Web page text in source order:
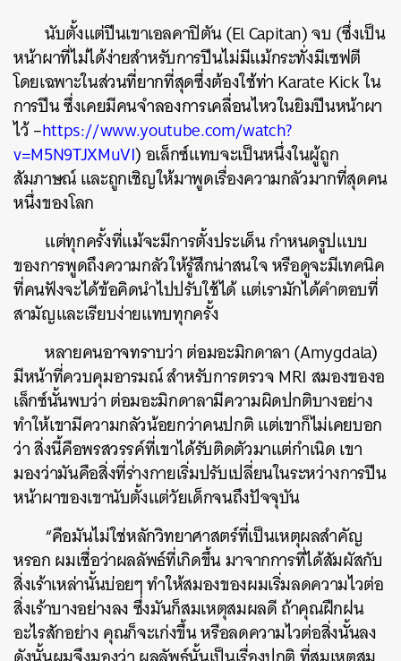
นับตั้งแต่ปีนเขาเอลคาปิตัน (El Capitan) จบ (ซึ่งเป็น
หน้าผาที่ไม่ได้ง่ายสำหรับการปีนไม่มีแม้กระทั่งมีเซฟตี
โดยเฉพาะในส่วนที่ยากที่สุดซึ่งต้องใช้ท่า Karate Kick ใน
การปีน ซึ่งเคยมีคนจำลองการเคลื่อนไหวในยิมปีนหน้าผา
ไว้ –https://www.youtube.com/watch?
v=M5N9TJXMuVI) อเล็กซ์แทบจะเป็นหนึ่งในผู้ถูก
สัมภาษณ์ และถูกเชิญให้มาพูดเรื่องความกลัวมากที่สุดคน
หนึ่งของโลก
แต่ทุกครั้งที่แม้จะมีการตั้งประเด็น กำหนดรูปแบบ
ของการพูดถึงความกลัวให้รู้สึกน่าสนใจ หรือดูจะมีเทคนิค
ที่คนฟังจะได้ข้อคิดนำไปปรับใช้ได้ แต่เรามักได้คำตอบที่
สามัญและเรียบง่ายแทบทุกครั้ง
หลายคนอาจทราบว่า ต่อมอะมิกดาลา(Amygdala)
มีหน้าที่ควบคุมอารมณ์ สำหรับการตรวจ MRI สมองของอ
เล็กซ์นั้นพบว่า ต่อมอะมิกดาลามีความผิดปกติบางอย่าง
ทำให้เขามีความกลัวน้อยกว่าคนปกติ แต่เขาก็ไม่เคยบอก
ว่า สิ่งนี้คือพรสวรรค์ที่เขาได้รับติดตัวมาแต่กำเนิด เขา
มองว่ามันคือสิ่งที่ร่างกายเริ่มปรับเปลี่ยนในระหว่างการปีน
หน้าผาของเขานับตั้งแต่วัยเด็กจนถึงปัจจุบัน
“คือมันไม่ใช่หลักวิทยาศาสตร์ที่เป็นเหตุผลสำคัญ
หรอก ผมเชื่อว่าผลลัพธ์ที่เกิดขึ้น มาจากการที่ได้สัมผัสกับ
สิ่งเร้าเหล่านั้นบ่อยๆ ทำให้สมองของผมเริ่มลดความไวต่อ
สิ่งเร้าบางอย่างลง ซึ่งมันก็สมเหตุสมผลดี ถ้าคุณฝึกฝน
อะไรสักอย่าง คุณก็จะเก่งขึ้น หรือลดความไวต่อสิ่งนั้นลง